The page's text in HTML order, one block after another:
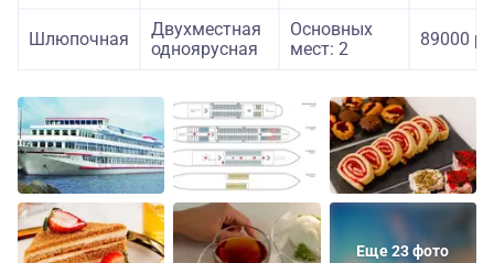
Шлюпочная
Двухместная
одноярусная
Основных
мест: 2
89000
Еще 23 фото